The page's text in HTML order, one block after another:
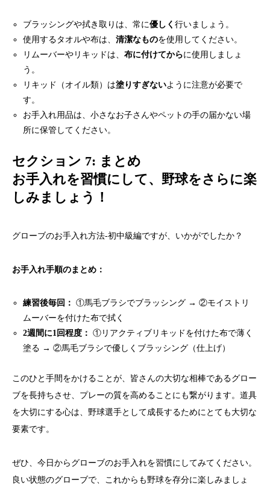
ブラッシングや拭き取りは、常に優しく行いましょう。
使用するタオルや布は、清潔なものを使用してください。
リムーバーやリキッドは、布に付けてからに使用しましょ
う。
リキッド（オイル類）は塗りすぎないように注意が必要で
す。
お手入れ用品は、小さなお子さんやペットの手の届かない場
所に保管してください。
セクション 7: まとめ
お手入れを習慣にして、野球をさらに楽
しみましょう！
グローブのお手入れ方法-初中級編ですが、いかがでしたか？
お手入れ手順のまとめ：
練習後毎回： ①馬毛ブラシでブラッシング → ②モイストリ
ムーバーを付けた布で拭く
2週間に1回程度： ①リアクティブリキッドを付けた布で薄く
塗る → ②馬毛ブラシで優しくブラッシング（仕上げ）
このひと手間をかけることが、皆さんの大切な相棒であるグロー
ブを長持ちさせ、プレーの質を高めることにも繋がります。道具
を大切にする心は、野球選手として成長するためにとても大切な
要素です。
ぜひ、今日からグローブのお手入れを習慣にしてみてください。
良い状態のグローブで、これからも野球を存分に楽しみましょ